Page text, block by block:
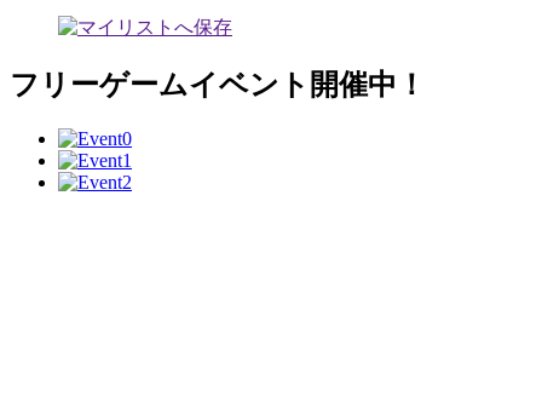
フリーゲームイベント開催中！